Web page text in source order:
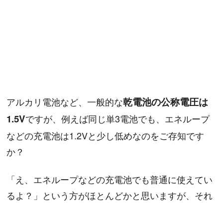
アルカリ電池など、一般的な乾電池の公称電圧は
1.5Vですが、例えば同じ単3電池でも、エネループ
などの充電池は1.2Vと少し低めなのをご存知です
か？
「え、エネループなどの充電池でも普通に使えてい
るよ？」という方がほとんどかと思いますが、それ